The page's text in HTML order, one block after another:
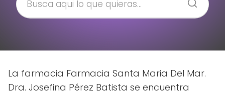
La farmacia Farmacia Santa Maria Del Mar.
Dra. Josefina Pérez Batista se encuentra